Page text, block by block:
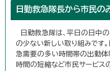
日勤救急隊長から市民の
日勤救急隊は、平日の日中
の少ない新しい取り組みです
急需要の多い時間帯の出動体
時間の短縮など市民サービス